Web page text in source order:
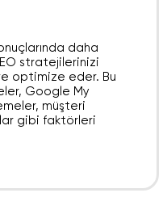
daha
stratejilerinizi
optimize eder. Bu
Google My
müşteri
gibi faktörleri